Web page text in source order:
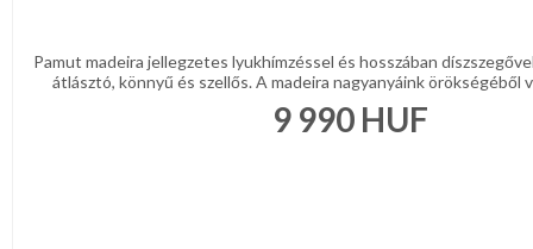
Pamut madeira jellegzetes lyukhímzéssel és hosszában
átlásztó, könnyű és szellős. A madeira nagyanyáink örökségéből
9 990 HUF